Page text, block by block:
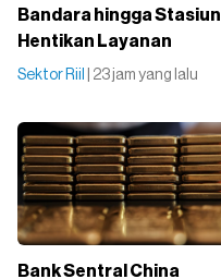
Bandara hingga Stasiun
Hentikan Layanan
Sektor Riil | 23 jam yang lalu
Bank Sentral China